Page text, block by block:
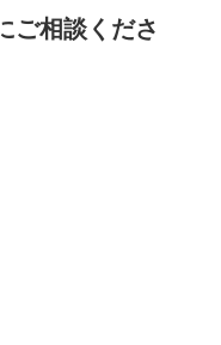
ご相談くださ